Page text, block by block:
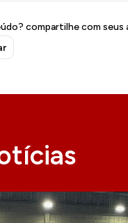
compartilhe com seus